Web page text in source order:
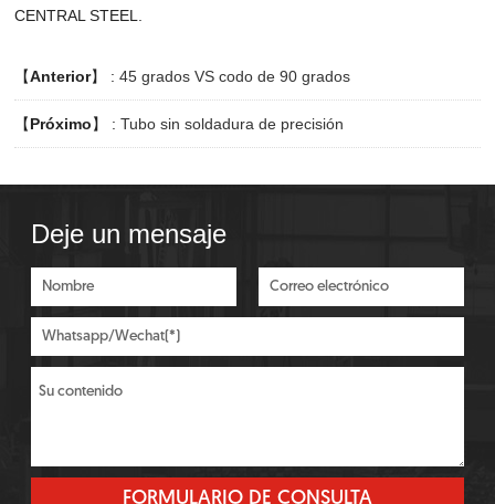
CENTRAL STEEL.
【Anterior】 :45 grados VS codo de 90 grados
【Próximo】 :Tubo sin soldadura de precisión
Deje un mensaje